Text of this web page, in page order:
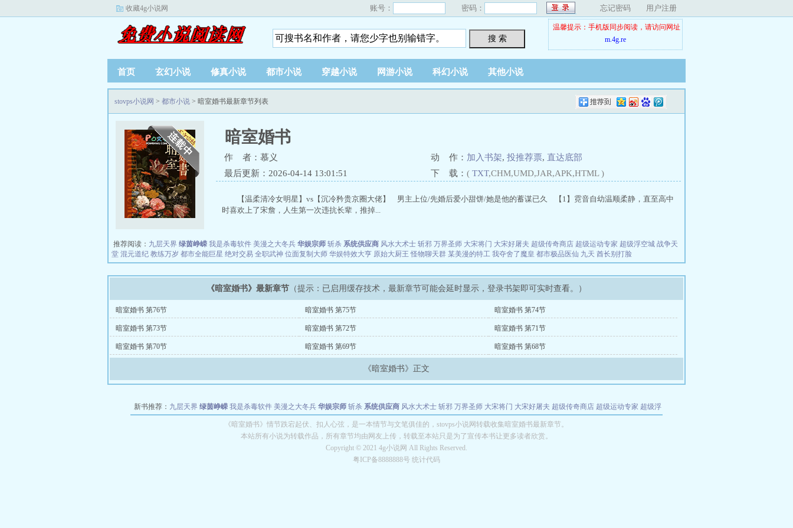
收藏4g小说网 账号： 密码： 忘记密码 用户注册
搜 索
温馨提示：手机版同步阅读，请访问网址
m.4g.re
首页 玄幻小说 修真小说 都市小说 穿越小说 网游小说 科幻小说 其他小说
stovps小说网 > 都市小说 > 暗室婚书最新章节列表
暗室婚书
作 者：慕义 动 作： 加入书架, 投推荐票, 直达底部
最后更新：2026-04-14 13:01:51
下 载： ( TXT,CHM,UMD,JAR,APK,HTML )
【温柔清冷女明星】vs【沉冷矜贵京圈大佬】 男主上位/先婚后爱小甜饼/她是他的蓄谋已久 【1】霓音自幼温顺柔静，直至高中
时喜欢上了宋詹，人生第一次违抗长辈，推掉...
推荐阅读： 九层天界 绿茵峥嵘 我是杀毒软件 美漫之大冬兵 华娱宗师 斩杀 系统供应商 风水大术士 斩邪 万界圣师 大宋将门 大宋好屠夫 超级传奇商店 超级运动专家 超级浮空城 战争天
堂 混元道纪 教练万岁 都市全能巨星 绝对交易 全职武神 位面复制大师 华娱特效大亨 原始大厨王 怪物聊天群 某美漫的特工 我夺舍了魔皇 都市极品医仙 九天 酋长别打脸
《暗室婚书》最新章节 （提示：已启用缓存技术，最新章节可能会延时显示，登录书架即可实时查看。）
暗室婚书 第76节 暗室婚书 第75节 暗室婚书 第74节
暗室婚书 第73节 暗室婚书 第72节 暗室婚书 第71节
暗室婚书 第70节 暗室婚书 第69节 暗室婚书 第68节
《暗室婚书》正文
新书推荐： 九层天界 绿茵峥嵘 我是杀毒软件 美漫之大冬兵 华娱宗师 斩杀 系统供应商 风水大术士 斩邪 万界圣师 大宋将门 大宋好屠夫 超级传奇商店 超级运动专家 超级浮
教练万岁 都市全能巨星 绝对交易 全职武神 位面复制大师 华娱特效大亨 原始大厨王 怪物聊天群 某美漫的特工 我夺舍了魔皇
长别打脸
《暗室婚书》情节跌宕起伏、扣人心弦，是一本情节与文笔俱佳的，stovps小说网转载收集暗室婚书最新章节。
本站所有小说为转载作品，所有章节均由网友上传，转载至本站只是为了宣传本书让更多读者欣赏。
Copyright © 2021 4g小说网 All Rights Reserved.
粤ICP备8888888号 统计代码